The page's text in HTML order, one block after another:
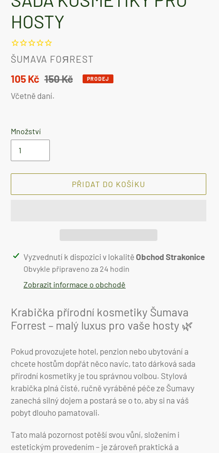
HOSTY
DODAVATEL
ŠUMAVA FOЯREST
Prodejní
cena
105 Kč Běžná
cena
150 Kč PRODEJ
Včetně daní.
Množství
PŘIDAT DO KOŠÍKU
Přidání
produktu
Vyzvednutí k dispozici v lokalitě Obchod Strakonice
Obvykle připraveno za 24 hodin
Zobrazit informace o obchodě
Krabička přírodní kosmetiky Šumava
Forrest – malý luxus pro vaše hosty 🌿
Pokud provozujete hotel, penzion nebo ubytování a
chcete hostům dopřát něco navíc, tato dárková sada
přírodní kosmetiky je tou správnou volbou. Stylová
krabička plná čisté, ručně vyráběné péče ze Šumavy
zanechá silný dojem a postará se o to, aby si na váš
pobyt dlouho pamatovali.
Tato malá pozornost potěší svou vůní, složením i
estetickým provedením – je zároveň praktická a